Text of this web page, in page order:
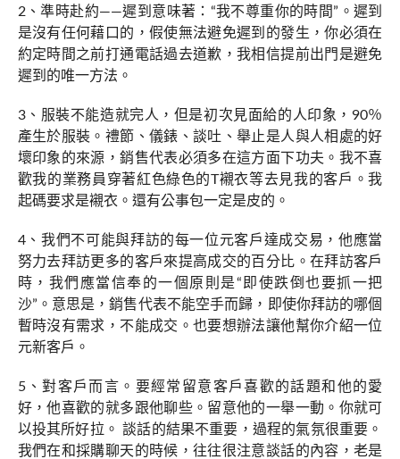
2、準時赴約——遲到意味著：“我不尊重你的時間”。遲到
是沒有任何藉口的，假使無法避免遲到的發生，你必須在
約定時間之前打通電話過去道歉，我相信提前出門是避免
遲到的唯一方法。
3、服裝不能造就完人，但是初次見面給的人印象，90％
產生於服裝。禮節、儀錶、談吐、舉止是人與人相處的好
壞印象的來源，銷售代表必須多在這方面下功夫。我不喜
歡我的業務員穿著紅色綠色的T襯衣等去見我的客戶。我
起碼要求是襯衣。還有公事包一定是皮的。
4、我們不可能與拜訪的每一位元客戶達成交易，他應當
努力去拜訪更多的客戶來提高成交的百分比。在拜訪客戶
時，我們應當信奉的一個原則是“即使跌倒也要抓一把
沙”。意思是，銷售代表不能空手而歸，即使你拜訪的哪個
暫時沒有需求，不能成交。也要想辦法讓他幫你介紹一位
元新客戶。
5、對客戶而言。要經常留意客戶喜歡的話題和他的愛
好，他喜歡的就多跟他聊些。留意他的一舉一動。你就可
以投其所好拉。 談話的結果不重要，過程的氣氛很重要。
我們在和採購聊天的時候，往往很注意談話的內容，老是